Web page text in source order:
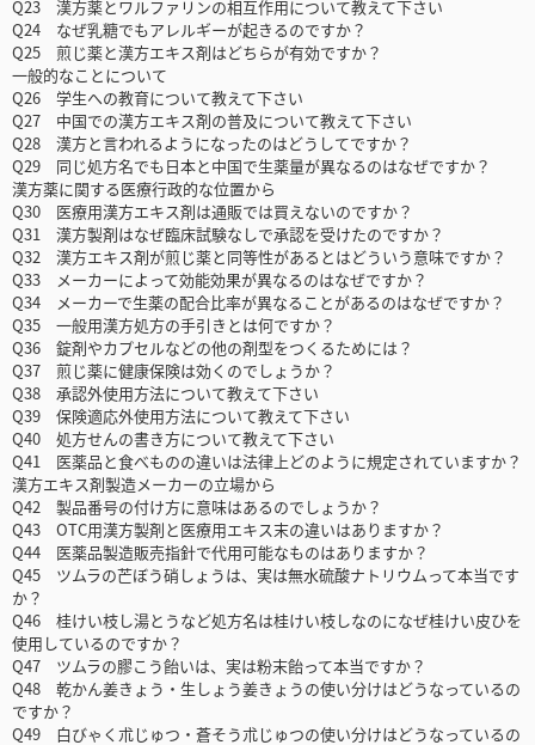
Q23 漢方薬とワルファリンの相互作用について教えて下さい
Q24 なぜ乳糖でもアレルギーが起きるのですか？
Q25 煎じ薬と漢方エキス剤はどちらが有効ですか？
一般的なことについて
Q26 学生への教育について教えて下さい
Q27 中国での漢方エキス剤の普及について教えて下さい
Q28 漢方と言われるようになったのはどうしてですか？
Q29 同じ処方名でも日本と中国で生薬量が異なるのはなぜですか？
漢方薬に関する医療行政的な位置から
Q30 医療用漢方エキス剤は通販では買えないのですか？
Q31 漢方製剤はなぜ臨床試験なしで承認を受けたのですか？
Q32 漢方エキス剤が煎じ薬と同等性があるとはどういう意味ですか？
Q33 メーカーによって効能効果が異なるのはなぜですか？
Q34 メーカーで生薬の配合比率が異なることがあるのはなぜですか？
Q35 一般用漢方処方の手引きとは何ですか？
Q36 錠剤やカプセルなどの他の剤型をつくるためには？
Q37 煎じ薬に健康保険は効くのでしょうか？
Q38 承認外使用方法について教えて下さい
Q39 保険適応外使用方法について教えて下さい
Q40 処方せんの書き方について教えて下さい
Q41 医薬品と食べものの違いは法律上どのように規定されていますか？
漢方エキス剤製造メーカーの立場から
Q42 製品番号の付け方に意味はあるのでしょうか？
Q43 OTC用漢方製剤と医療用エキス末の違いはありますか？
Q44 医薬品製造販売指針で代用可能なものはありますか？
Q45 ツムラの芒ぼう硝しょうは、実は無水硫酸ナトリウムって本当です
か？
Q46 桂けい枝し湯とうなど処方名は桂けい枝しなのになぜ桂けい皮ひを
使用しているのですか？
Q47 ツムラの膠こう飴いは、実は粉末飴って本当ですか？
Q48 乾かん姜きょう・生しょう姜きょうの使い分けはどうなっているの
ですか？
Q49 白びゃく朮じゅつ・蒼そう朮じゅつの使い分けはどうなっているの